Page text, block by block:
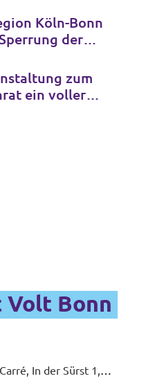
Köln-Bonn
der
zum
ein voller
Volt Bonn
In der Sürst 1,